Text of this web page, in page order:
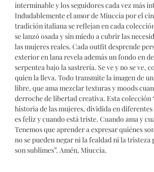
interminable y los seguidores cada vez más
Indudablemente el amor de Miuccia por el
tradición italiana se reflejan en cada
se lanzó osada y sin miedo a cubrir las
las mujeres reales. Cada outfit desprende
exterior en lana revela además un fondo en
serpentea bajo la sastrería. Se ve y no se ve,
quien la lleva. Todo transmite la imagen de
libre, que ama mezclar texturas y moods
derroche de libertad creativa. Esta colección
historia de las mujeres, dividida en diferentes
es feliz y cuando está triste. Cuando ama y
Tenemos que aprender a expresar quiénes
no se pueden negar ni la fealdad ni la tristeza
son sublimes”. Amén, Miuccia.